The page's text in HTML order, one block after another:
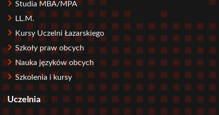
Studia MBA/MPA
LL.M.
Kursy Uczelni Łazarskiego
Szkoły praw obcych
Nauka języków obcych
Szkolenia i kursy
Uczelnia